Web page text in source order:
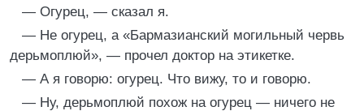
— Огурец, — сказал я.
— Не огурец, а «Бармазианский могильный червь
дерьмоплюй», — прочел доктор на этикетке.
— А я говорю: огурец. Что вижу, то и говорю.
— Ну, дерьмоплюй похож на огурец — ничего не